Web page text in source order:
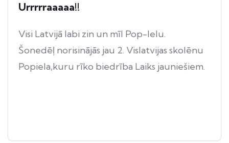
Urrrrraaaaa!!
Visi Latvijā labi zin un mīl Pop-Ielu.
Šonedēļ norisinājās jau 2. Vislatvijas skolēnu
Popiela,kuru rīko biedrība Laiks jauniešiem.